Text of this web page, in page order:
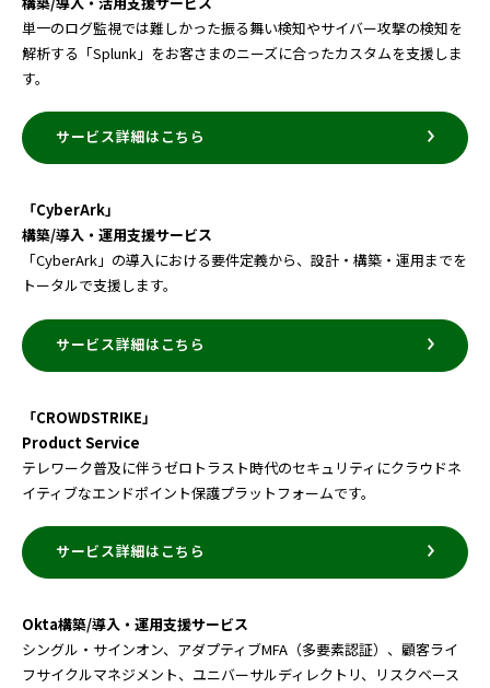
単一のログ監視では難しかった振る舞い検知やサイバー攻撃の検知を
解析する「Splunk」をお客さまのニーズに合ったカスタムを支援しま
す。
サービス詳細はこちら
「CyberArk」
構築/導入・運用支援サービス
「CyberArk」の導入における要件定義から、設計・構築・運用までを
トータルで支援します。
サービス詳細はこちら
「CROWDSTRIKE」
Product Service
テレワーク普及に伴うゼロトラスト時代のセキュリティにクラウドネ
イティブなエンドポイント保護プラットフォームです。
サービス詳細はこちら
Okta構築/導入・運用支援サービス
シングル・サインオン、アダプティブMFA（多要素認証）、顧客ライ
フサイクルマネジメント、ユニバーサルディレクトリ、リスクベース